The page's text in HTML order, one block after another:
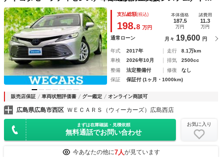
イブレコーダー 純正／ヘッドランプ ＬＥＤ／Ｂｌｕｅｔｏ
ｏｔｈ接続／ＥＴＣ／ＥＢＤ付ＡＢＳ
支払総額(税込)
198.8 万円
本体価格
187.5
万円
諸費用
11.3
万円
通常ローン 月々 19,600 円
年式 2017年 走行
8.1万km
車検
2026年10月 排気
2500cc
整備
法定整備付 修復
なし
保証
保証付 (1ヶ月・1000km)
販売店保証 車両状態評価書 グー鑑定 オンライン商談可
広島県広島市西区 ＷＥＣＡＲＳ（ウィーカーズ）広島西店
まずは在庫確認・見積依頼
無料通話でお問い合わせ
お気に入り
今あなたの他に7人が見ています